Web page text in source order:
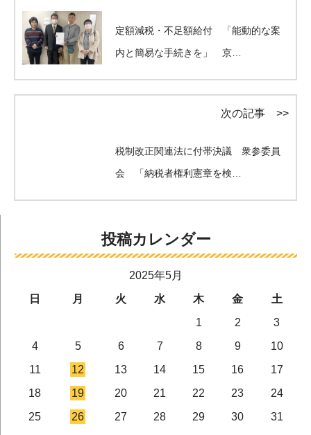
定額減税・不足額給付 「能動的な案
内と簡易な手続きを」 京…
次の記事 >>
税制改正関連法に付帯決議 衆参委員
会 「納税者権利憲章を検…
投稿カレンダー
2025年5月
日
月 火 水 木 金
土
1
2
3
4
5 6 7 8 9
10
11
12 13 14 15 16
17
18
19 20 21 22 23
24
25
26 27 28 29 30
31